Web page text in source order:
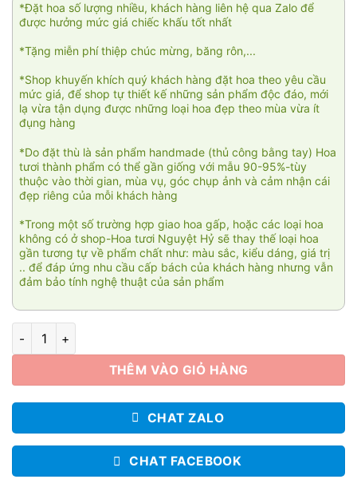
*Đặt hoa số lượng nhiều, khách hàng liên hệ qua Zalo để
được hưởng mức giá chiếc khấu tốt nhất
*Tặng miễn phí thiệp chúc mừng, băng rôn,...
*Shop khuyến khích quý khách hàng đặt hoa theo yêu cầu
mức giá, để shop tự thiết kế những sản phẩm độc đáo, mới
lạ vừa tận dụng được những loại hoa đẹp theo mùa vừa ít
đụng hàng
*Do đặt thù là sản phẩm handmade (thủ công bằng tay) Hoa
tươi thành phẩm có thể gần giống với mẫu 90-95%-tùy
thuộc vào thời gian, mùa vụ, góc chụp ảnh và cảm nhận cái
đẹp riêng của mỗi khách hàng
*Trong một số trường hợp giao hoa gấp, hoặc các loại hoa
không có ở shop-Hoa tươi Nguyệt Hỷ sẽ thay thế loại hoa
gần tương tự về phẩm chất như: màu sắc, kiểu dáng, giá trị
.. để đáp ứng nhu cầu cấp bách của khách hàng nhưng vẫn
đảm bảo tính nghệ thuật của sản phẩm
Đồng hành số lượng
THÊM VÀO GIỎ HÀNG
CHAT ZALO
CHAT FACEBOOK